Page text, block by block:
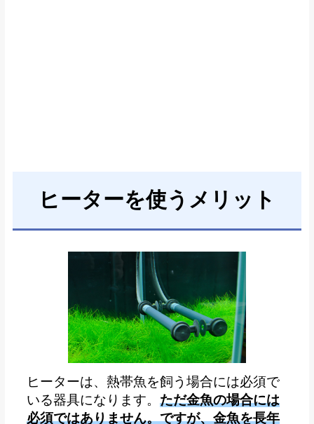
ヒーターを使うメリット
ヒーターは、熱帯魚を飼う場合には必須で
いる器具になります。 ただ金魚の場合には
必須ではありません。ですが、金魚を長年